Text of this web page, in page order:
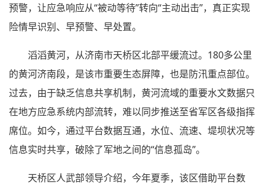
预警，让应急响应从“被动等待”转向“主动出击”，真正实现
险情早识别、早预警、早处置。
滔滔黄河，从济南市天桥区北部平缓流过。180多公里
的黄河济南段，是该市重要生态屏障，也是防汛重点部位。
过去，由于缺乏信息共享机制，黄河流域的重要水文数据只
在地方应急系统内部流转，难以同步推送至省军区各级指挥
席位。如今，通过平台数据互通，水位、流速、堤坝状况等
信息实时共享，破除了军地之间的“信息孤岛”。
天桥区人武部领导介绍，今年夏季，该区借助平台数